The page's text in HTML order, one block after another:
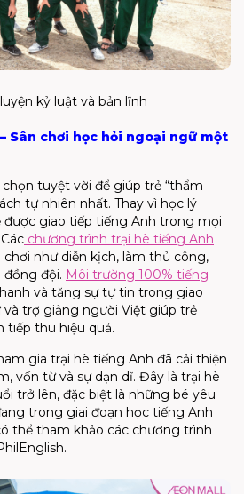
kỷ luật và bản lĩnh
– Sân chơi học hỏi ngoại ngữ một
chọn tuyệt vời để giúp trẻ “thẩm
tự nhiên nhất. Thay vì học lý
được giao tiếp tiếng Anh trong mọi
chương trình trại hè tiếng Anh
như diễn kịch, làm thủ công,
đội. Môi trường 100% tiếng
và tăng sự tự tin trong giao
và trợ giảng người Việt giúp trẻ
tiếp thu hiệu quả.
gia trại hè tiếng Anh đã cải thiện
vốn từ và sự dạn dĩ. Đây là trại hè
trở lên, đặc biệt là những bé yêu
trong giai đoạn học tiếng Anh
thể tham khảo các chương trình
hilEnglish.